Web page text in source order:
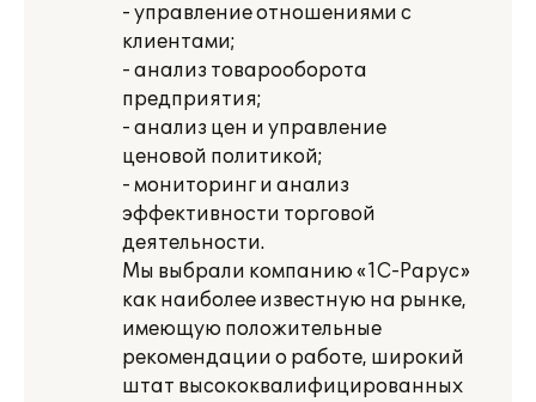
- управление отношениями с
клиентами;
- анализ товарооборота
предприятия;
- анализ цен и управление
ценовой политикой;
- мониторинг и анализ
эффективности торговой
деятельности.
Мы выбрали компанию «1С-Рарус»
как наиболее известную на рынке,
имеющую положительные
рекомендации о работе, широкий
штат высококвалифицированных